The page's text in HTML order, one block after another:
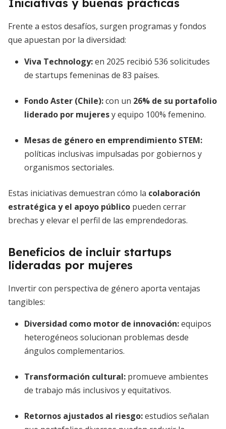
Iniciativas y buenas prácticas
Frente a estos desafíos, surgen programas y fondos
que apuestan por la diversidad:
Viva Technology:en 2025 recibió 536 solicitudes
de startups femeninas de 83 países.
Fondo Aster (Chile):con un 26% de su portafolio
liderado por mujeresy equipo 100% femenino.
Mesas de género en emprendimiento STEM:
políticas inclusivas impulsadas por gobiernos y
organismos sectoriales.
Estas iniciativas demuestran cómo la colaboración
estratégica y el apoyo público pueden cerrar
brechas y elevar el perfil de las emprendedoras.
Beneficios de incluir startups
lideradas por mujeres
Invertir con perspectiva de género aporta ventajas
tangibles:
Diversidad como motor de innovación:equipos
heterogéneos solucionan problemas desde
ángulos complementarios.
Transformación cultural: promueve ambientes
de trabajo más inclusivos y equitativos.
Retornos ajustados al riesgo:estudios señalan